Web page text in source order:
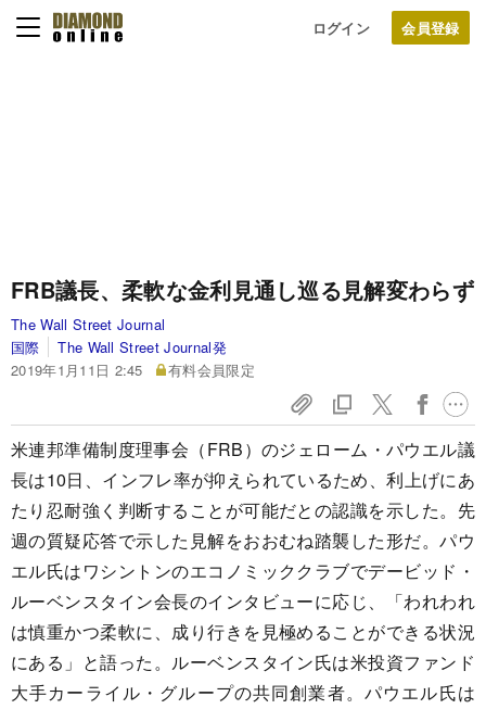
ログイン
FRB議長、柔軟な金利見通し巡る見解変わらず
The Wall Street Journal
国際
The Wall Street Journal発
2019年1月11日 2:45
有料会員限定
米連邦準備制度理事会（FRB）のジェローム・パウエル議
長は10日、インフレ率が抑えられているため、利上げにあ
たり忍耐強く判断することが可能だとの認識を示した。先
週の質疑応答で示した見解をおおむね踏襲した形だ。パウ
エル氏はワシントンのエコノミッククラブでデービッド・
ルーベンスタイン会長のインタビューに応じ、「われわれ
は慎重かつ柔軟に、成り行きを見極めることができる状況
にある」と語った。ルーベンスタイン氏は米投資ファンド
大手カーライル・グループの共同創業者。パウエル氏は